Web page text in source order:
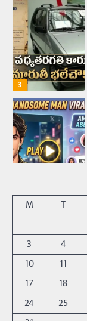
3
4
5
M
T
3
4
10
11
17
18
24
25